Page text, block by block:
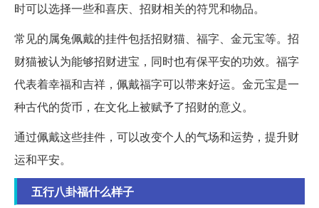
时可以选择一些和喜庆、招财相关的符咒和物品。
常见的属兔佩戴的挂件包括招财猫、福字、金元宝等。招
财猫被认为能够招财进宝，同时也有保平安的功效。福字
代表着幸福和吉祥，佩戴福字可以带来好运。金元宝是一
种古代的货币，在文化上被赋予了招财的意义。
通过佩戴这些挂件，可以改变个人的气场和运势，提升财
运和平安。
五行八卦福什么样子